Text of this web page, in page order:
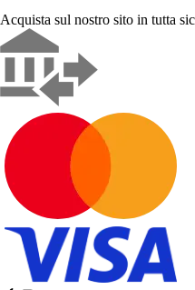
Acquista sul nostro sito in tutta